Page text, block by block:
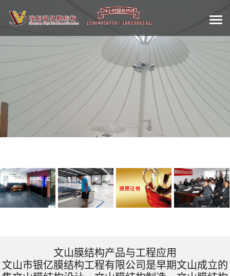
文山膜结构产品与工程应用
文山市银亿膜结构工程有限公司是早期文山成立的